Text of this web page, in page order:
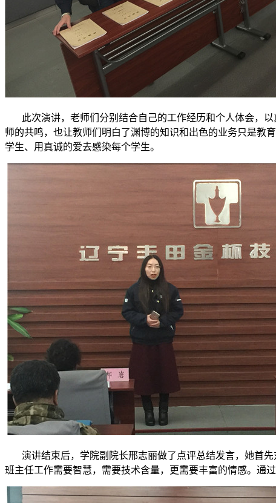
此次演讲，老师们分别结合自己的工作经历和个人体会，以
师的共鸣，也让教师们明白了渊博的知识和出色的业务只是教
学生、用真诚的爱去感染每个学生。
演讲结束后，学院副院长邢志丽做了点评总结发言，她首先
班主任工作需要智慧，需要技术含量，更需要丰富的情感。通